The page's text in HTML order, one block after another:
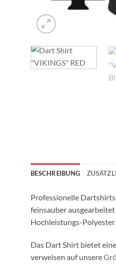
BESCHREIBUNG
Professionelle
feinsauber
Hochleistungs-
Das Dart Shirt bietet
verweisen auf unsere